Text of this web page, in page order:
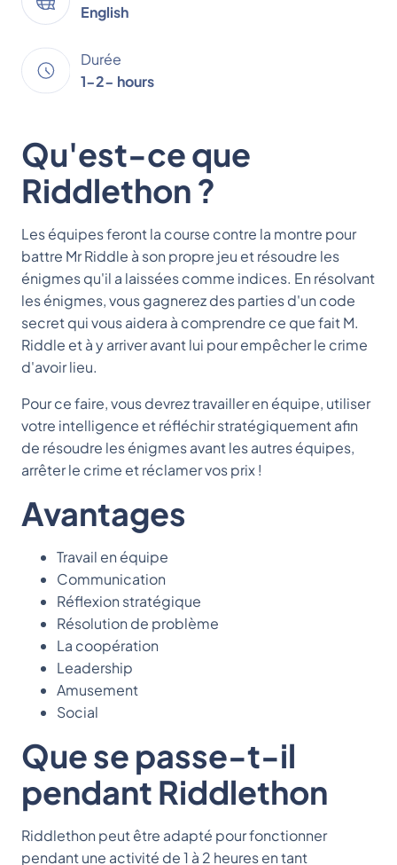
English
Durée
1-2- hours
Qu'est-ce que
Riddlethon ?
Les équipes feront la course contre la montre pour
battre Mr Riddle à son propre jeu et résoudre les
énigmes qu'il a laissées comme indices. En résolvant
les énigmes, vous gagnerez des parties d'un code
secret qui vous aidera à comprendre ce que fait M.
Riddle et à y arriver avant lui pour empêcher le crime
d'avoir lieu.
Pour ce faire, vous devrez travailler en équipe, utiliser
votre intelligence et réfléchir stratégiquement afin
de résoudre les énigmes avant les autres équipes,
arrêter le crime et réclamer vos prix !
Avantages
Travail en équipe
Communication
Réflexion stratégique
Résolution de problème
La coopération
Leadership
Amusement
Social
Que se passe-t-il
pendant Riddlethon
Riddlethon peut être adapté pour fonctionner
pendant une activité de 1 à 2 heures en tant